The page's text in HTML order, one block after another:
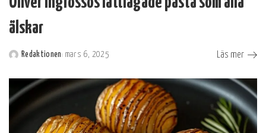
älskar
Redaktionen mars 6, 2025 Läs mer